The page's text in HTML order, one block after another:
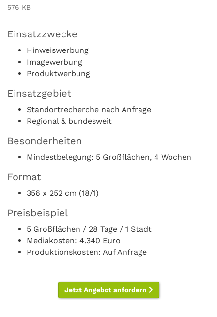
576 KB
Einsatzzwecke
Hinweiswerbung
Imagewerbung
Produktwerbung
Einsatzgebiet
Standortrecherche nach Anfrage
Regional & bundesweit
Besonderheiten
Mindestbelegung: 5 Großflächen, 4 Wochen
Format
356 x 252 cm (18/1)
Preisbeispiel
5 Großflächen / 28 Tage / 1 Stadt
Mediakosten: 4.340 Euro
Produktionskosten: Auf Anfrage
Jetzt Angebot anfordern